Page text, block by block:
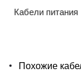
Кабели питания
Похожие